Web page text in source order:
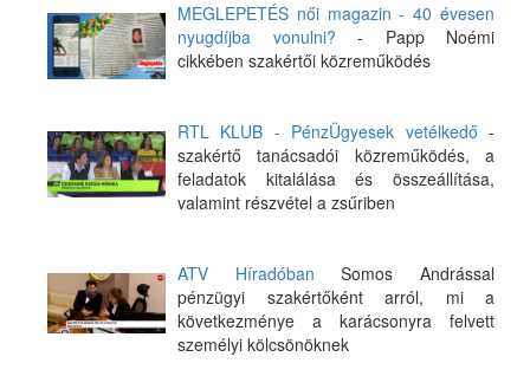
MEGLEPETÉS női magazin - 40 évesen
nyugdíjba vonulni? - Papp Noémi
cikkében szakértői közreműködés
RTL KLUB - PénzÜgyesek vetélkedő -
szakértő tanácsadói közreműködés, a
feladatok kitalálása és összeállítása,
valamint részvétel a zsűriben
ATV Híradóban Somos Andrással
pénzügyi szakértőként arról, mi a
következménye a karácsonyra felvett
személyi kölcsönöknek